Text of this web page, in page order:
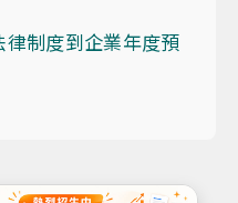
制度到企業年度預